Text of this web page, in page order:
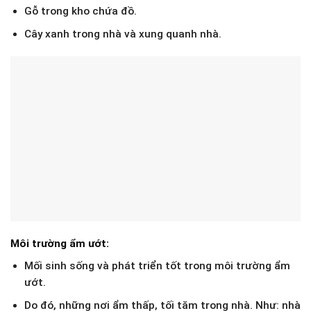
Gỗ trong kho chứa đồ.
Cây xanh trong nhà và xung quanh nhà.
Môi trường ẩm ướt:
Mối sinh sống và phát triển tốt trong môi trường ẩm
ướt.
Do đó, những nơi ẩm thấp, tối tăm trong nhà. Như: nhà